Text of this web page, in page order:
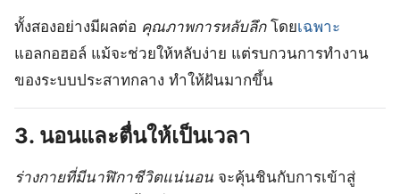
ทั้งสองอย่างมีผลต่อ คุณภาพการหลับลึกโดยเฉพาะ
แอลกอฮอล์ แม้จะช่วยให้หลับง่าย แต่รบกวนการทำงาน
ของระบบประสาทกลาง ทำให้ฝันมากขึ้น
3. นอนและตื่นให้เป็นเวลา
ร่างกายที่มีนาฬิกาชีวิตแน่นอน จะคุ้นชินกับการเข้าสู่